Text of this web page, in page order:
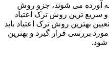
آورده می شوند، جزو روش
و سریع ترین روش ترک اعتیاد
بهترین روش ترک اعتیاد باید
بررسی قرار گیرد و بهترین
شود.